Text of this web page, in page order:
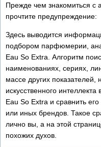
Прежде чем знакомиться с
прочтите предупреждение:
Здесь выводится
подбором парфюмерии,
Eau So Extra. Алгоритм
наименованиях, сериях,
массе других показателей,
искусственного
Eau So Extra и сравнить
или иных брендов. Такое
лично вы, а на этой
похожих духов.